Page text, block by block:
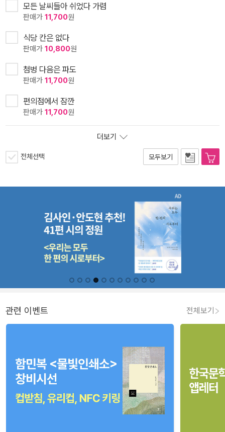
모든 날씨들아 쉬었다 가렴
판매가 11,700원
식당 칸은 없다
판매가 10,800원
첨벙 다음은 파도
판매가 11,700원
편의점에서 잠깐
판매가 11,700원
더보기
전체선택 모두보기
관련 이벤트 전체보기